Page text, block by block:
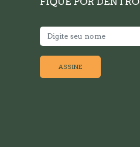
ASSINE